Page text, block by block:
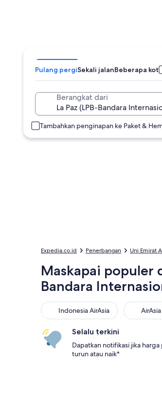
Pulang pergiSekali jalanBeberapa kota
Berangkat dari
Tambahkan penginapan ke Paket &
Expedia.co.id Penerbangan Uni Emirat
Maskapai populer
Bandara
Indonesia AirAsia
Indonesia AirAsia AirAsia
AirAsia
Selalu terkini
Dapatkan notifikasi jika
turun atau naik*